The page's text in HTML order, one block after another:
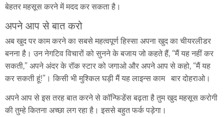
बेहतर महसूस करने में मदद कर सकता है।
अपने आप से बात करो
अब खुद पर काम करने का सबसे महत्वपूर्ण हिस्सा अपना खुद का चीयरलीडर
बनना है। उन नेगटिव विचारों को सुनने के बजाय जो कहते हैं, “मैं यह नहीं कर
सकती,” अपने अंदर के रॉक स्टार को जगाओ और अपने आप से कहो, “मैं यह
कर सकती हूं!”। किसी भी मुश्किल घड़ी मैं यह लाइन्स काम बार दोहराओ।
अपने आप से इस तरह बात करने से कॉन्फिडेंस बढ़ता है तुम खुद महसूस करोगी
की तुम्हे कितना अच्छा लग रहा है। इससे बहुत फर्क पड़ेगा।